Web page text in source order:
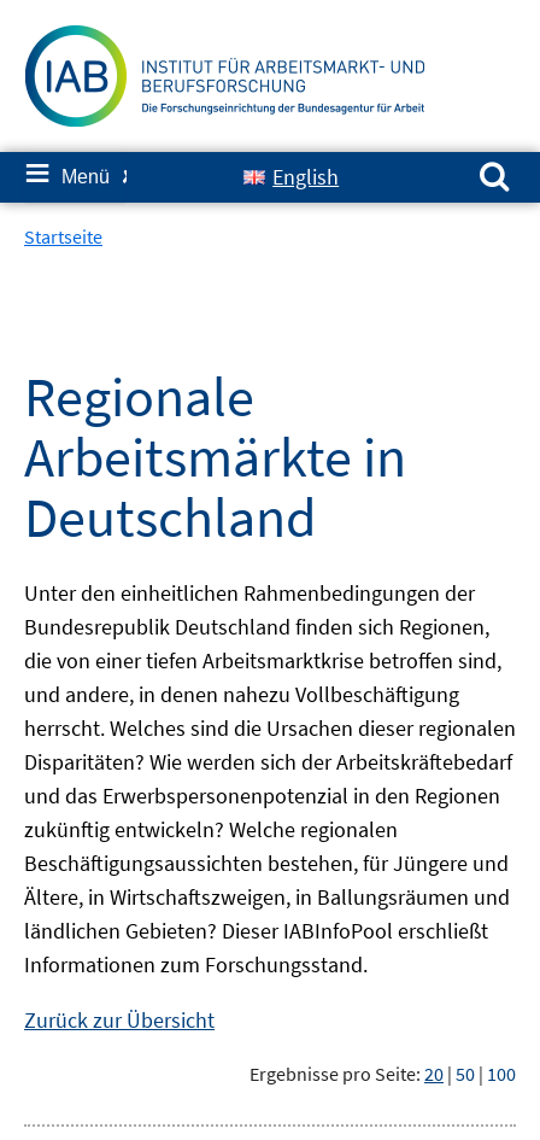
zum
Inhalt
≡ Menü ✘ English
Suchen nach:
Startseite
Regionale
Arbeitsmärkte in
Deutschland
Unter den einheitlichen Rahmenbedingungen der
Bundesrepublik Deutschland finden sich Regionen,
die von einer tiefen Arbeitsmarktkrise betroffen sind,
und andere, in denen nahezu Vollbeschäftigung
herrscht. Welches sind die Ursachen dieser regionalen
Disparitäten? Wie werden sich der Arbeitskräftebedarf
und das Erwerbspersonenpotenzial in den Regionen
zukünftig entwickeln? Welche regionalen
Beschäftigungsaussichten bestehen, für Jüngere und
Ältere, in Wirtschaftszweigen, in Ballungsräumen und
ländlichen Gebieten? DieserIABInfoPool erschließt
Informationen zum Forschungsstand.
Zurück zur Übersicht
Ergebnisse pro Seite: 20 | 50 | 100